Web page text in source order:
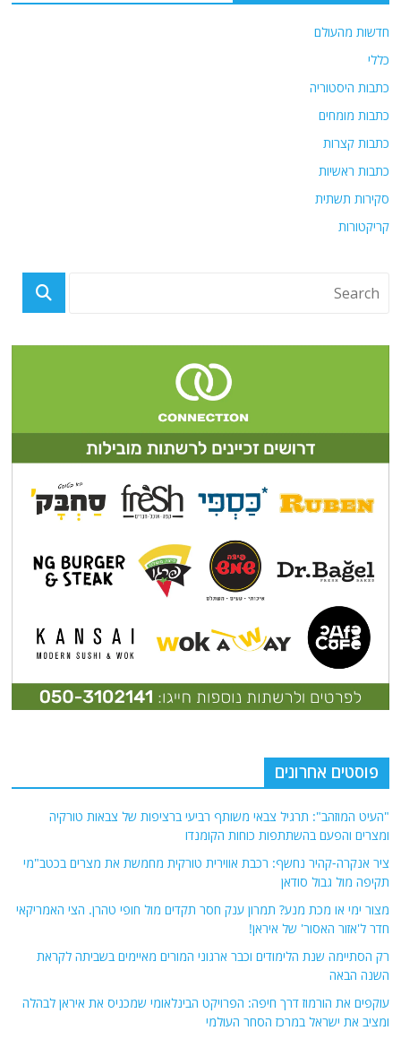
חדשות מהעולם
כללי
כתבות היסטוריה
כתבות מומחים
כתבות קצרות
כתבות ראשיות
סקירות תשתית
קריקטורות
פוסטים אחרונים
"העיט המוזהב": תרגיל צבאי משותף רביעי ברציפות של צבאות טורקיה
ומצרים והפעם בהשתתפות כוחות הקומנדו
ציר אנקרה-קהיר נחשף: רכבת אווירית טורקית מחמשת את מצרים בכטב"מי
תקיפה מול גבול סודאן
מצור ימי או מכת מנע? תמרון ענק חסר תקדים מול חופי טהרן. הצי האמריקאי
חדר ל'אזור האסור' של איראן!
רק הסתיימה שנת הלימודים וכבר ארגוני המורים מאיימים בשביתה לקראת
השנה הבאה
עוקפים את הורמוז דרך חיפה: הפרויקט הבינלאומי שמכניס את איראן לבהלה
ומציב את ישראל במרכז הסחר העולמי